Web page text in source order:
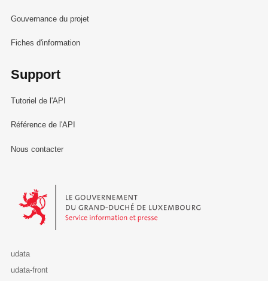
Gouvernance du projet
Fiches d'information
Support
Tutoriel de l'API
Référence de l'API
Nous contacter
Le Gouvernement du Grand-Duché de Luxembourg - Service
udata
udata-front